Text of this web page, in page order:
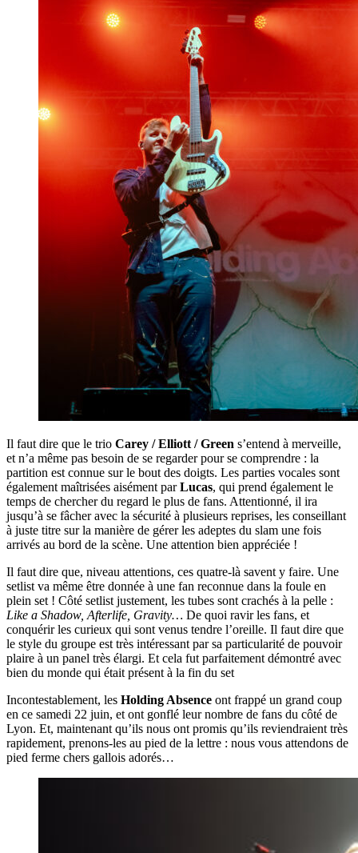
Il faut dire que le trio Carey / Elliott / Green s’entend à merveille,
et n’a même pas besoin de se regarder pour se comprendre : la
partition est connue sur le bout des doigts. Les parties vocales sont
également maîtrisées aisément parLucas, qui prend également le
temps de chercher du regard le plus de fans. Attentionné, il ira
jusqu’à se fâcher avec la sécurité à plusieurs reprises, les conseillant
à juste titre sur la manière de gérer les adeptes du slam une fois
arrivés au bord de la scène. Une attention bien appréciée !
Il faut dire que, niveau attentions, ces quatre-là savent y faire. Une
setlist va même être donnée à une fan reconnue dans la foule en
plein set ! Côté setlist justement, les tubes sont crachés à la pelle :
Like a Shadow, Afterlife, Gravity… De quoi ravir les fans, et
conquérir les curieux qui sont venus tendre l’oreille. Il faut dire que
le style du groupe est très intéressant par sa particularité de pouvoir
plaire à un panel très élargi. Et cela fut parfaitement démontré avec
bien du monde qui était présent à la fin du set
Incontestablement, les Holding Absence ont frappé un grand coup
en ce samedi 22 juin, et ont gonflé leur nombre de fans du côté de
Lyon. Et, maintenant qu’ils nous ont promis qu’ils reviendraient très
rapidement, prenons-les au pied de la lettre : nous vous attendons de
pied ferme chers gallois adorés…